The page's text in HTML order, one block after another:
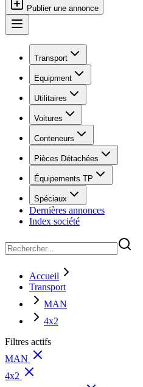
Publier une annonce
Transport
Equipment
Utilitaires
Voitures
Conteneurs
Pièces Détachées
Équipements TP
Spéciaux
Dernières annonces
Index société
Accueil
Transport
MAN
4x2
Filtres actifs
MAN
4x2